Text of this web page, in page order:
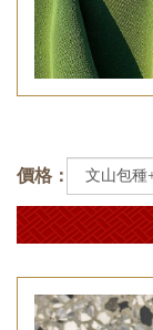
價格：